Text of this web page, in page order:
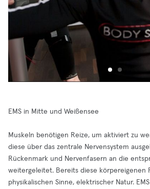
EMS in Mitte und Weißensee
Muskeln benötigen Reize, um aktiviert zu
diese über das zentrale Nervensystem
Rückenmark und Nervenfasern an die
weitergeleitet. Bereits diese körpereigenen
physikalischen Sinne, elektrischer Natur.